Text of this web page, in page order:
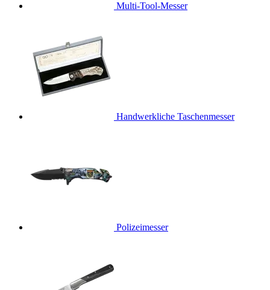
Multi-Tool-Messer
Handwerkliche Taschenmesser
Polizeimesser